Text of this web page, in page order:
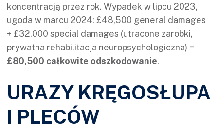
koncentracją przez rok. Wypadek w lipcu 2023,
ugoda w marcu 2024: £48,500 general damages
+ £32,000 special damages (utracone zarobki,
prywatna rehabilitacja neuropsychologiczna) =
£80,500 całkowite odszkodowanie.
URAZY KRĘGOSŁUPA
I PLECÓW